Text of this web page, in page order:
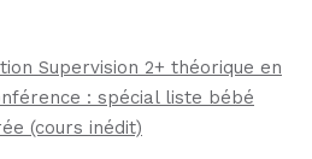
Supervision 2+ théorique en
: spécial liste bébé
(cours inédit)